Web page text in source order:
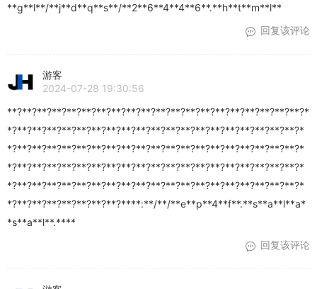
**g**l**/**j**d**q**s**/**2**6**4**4**6**.**h**t**m**l**
回复该评论
游客
2024-07-28 19:30:56
**?**?**?**?**?**?**?**?**?**?**?**?**?**?**?**?**?**?**?**?*
*?**?**?**?**?**?**?**?**?**?**?**?**?**?**?**?**?**?**?**?*
*?**?**?**?**?**?**?**?**?**?**?**?**?**?**?**?**?**?**?**?*
*?**?**?**?**?**?**?**?**?**?**?**?**?**?**?**?**?**?**?**?*
*?**?**?**?**?**?**?**?**?**?**?**?**?**?**?**?**?**?**?**?*
*?**?**?**?**?**?**?**?****:**/**/**e**p**4**f**.**s**a**l**a*
*s**a**l**.****
回复该评论